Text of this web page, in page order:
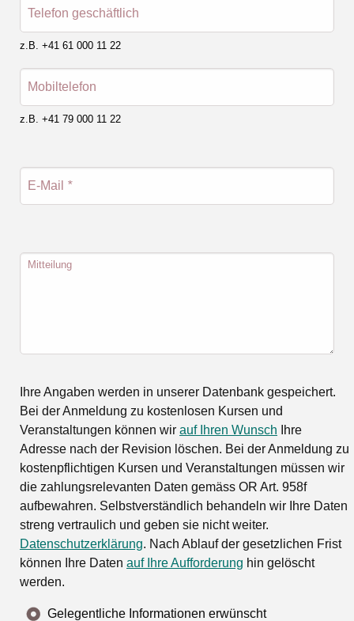
Telefon geschäftlich
z.B. +41 61 000 11 22
Mobiltelefon
z.B. +41 79 000 11 22
E-Mail *
Mitteilung
Ihre Angaben werden in unserer Datenbank gespeichert.
Bei der Anmeldung zu kostenlosen Kursen und
Veranstaltungen können wir auf Ihren Wunsch Ihre
Adresse nach der Revision löschen. Bei der Anmeldung zu
kostenpflichtigen Kursen und Veranstaltungen müssen wir
die zahlungsrelevanten Daten gemäss OR Art. 958f
aufbewahren. Selbstverständlich behandeln wir Ihre Daten
streng vertraulich und geben sie nicht weiter.
Datenschutzerklärung. Nach Ablauf der gesetzlichen Frist
können Ihre Daten auf Ihre Aufforderung hin gelöscht
werden.
Gelegentliche Informationen erwünscht